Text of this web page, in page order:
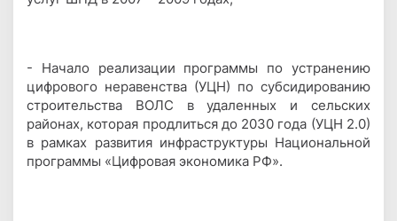
- Начало реализации программы по устранению
цифрового неравенства (УЦН) по субсидированию
строительства ВОЛС в удаленных и сельских
районах, которая продлиться до 2030 года (УЦН 2.0)
в рамках развития инфраструктуры Национальной
программы «Цифровая экономика РФ».